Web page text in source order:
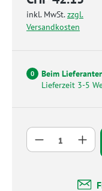
inkl. MwSt.zzgl.
Versandkosten
0
Beim
Lieferzeit 3-5
Produkt